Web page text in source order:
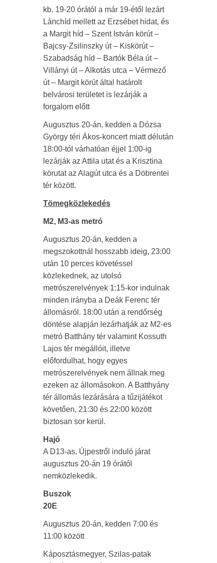
kb. 19-20 órától a már 19-étől lezárt
Lánchíd mellett az Erzsébet hidat, és
a Margit híd – Szent István körút –
Bajcsy-Zsilinszky út – Kiskörút –
Szabadság híd – Bartók Béla út –
Villányi út – Alkotás utca – Vérmező
út – Margit körút által határolt
belvárosi területet is lezárják a
forgalom előtt
Augusztus 20-án, kedden a Dózsa
György téri Ákos-koncert miatt délután
18:00-tól várhatóan éjjel 1:00-ig
lezárják az Attila utat és a Krisztina
körutat az Alagút utca és a Döbrentei
tér között.
Tömegközlekedés
M2, M3-as metró
Augusztus 20-án, kedden a
megszokottnál hosszabb ideig, 23:00
után 10 perces követéssel
közlekednek, az utolsó
metrószerelvények 1:15-kor indulnak
minden irányba a Deák Ferenc tér
állomásról. 18:00 után a rendőrség
döntése alapján lezárhatják az M2-es
metró Batthány tér valamint Kossuth
Lajos tér megállóit, illetve
előfordulhat, hogy egyes
metrószerelvények nem állnak meg
ezeken az állomásokon. A Batthyány
tér állomás lezárására a tűzijátékot
követően, 21:30 és 22:00 között
biztosan sor kerül.
Hajó
A D13-as, Újpestről induló járat
augusztus 20-án 19 órától
nemközlekedik.
Buszok
20E
Augusztus 20-án, kedden 7:00 és
11:00 között
Káposztásmegyer, Szilas-patak